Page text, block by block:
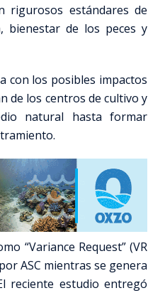
rigurosos estándares de
bienestar de los peces y
con los posibles impactos
de los centros de cultivo y
natural hasta formar
“Variance Request” (VR
ASC mientras se genera
reciente estudio entregó